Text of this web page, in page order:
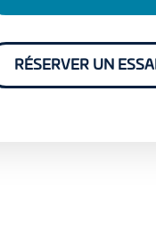
RÉSERVER UN ESSAI